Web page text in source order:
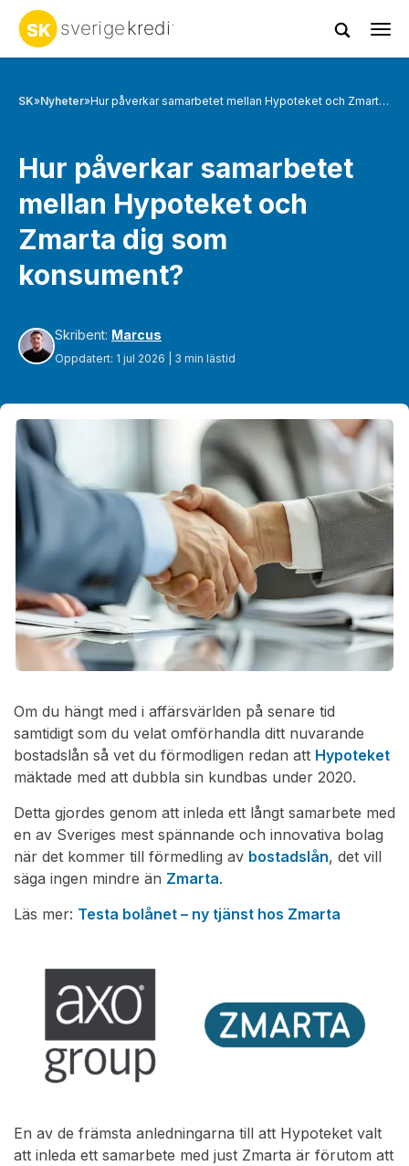
SK»Nyheter» Hur påverkar samarbetet mellan Hypoteket och Zmarta dig som konsument?
Hur påverkar samarbetet
mellan Hypoteket och
Zmarta dig som
konsument?
Skribent: Marcus
Oppdatert: 1 jul 2026 | 3 min lästid
Om du hängt med i affärsvärlden på senare tid
samtidigt som du velat omförhandla ditt nuvarande
bostadslån så vet du förmodligen redan att Hypoteket
mäktade med att dubbla sin kundbas under 2020.
Detta gjordes genom att inleda ett långt samarbete med
en av Sveriges mest spännande och innovativa bolag
när det kommer till förmedling av bostadslån, det vill
säga ingen mindre än Zmarta.
Läs mer: Testa bolånet – ny tjänst hos Zmarta
En av de främsta anledningarna till att Hypoteket valt
att inleda ett samarbete med just Zmarta är förutom att